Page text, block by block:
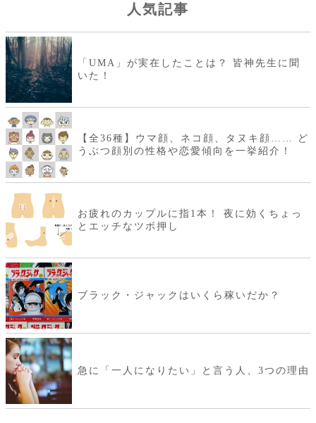
人気記事
「UMA」が実在したことは？ 皆神先生に聞
いた！
【全36種】ウマ顔、ネコ顔、タヌキ顔…… ど
うぶつ顔別の性格や恋愛傾向を一挙紹介！
お疲れのカップルに指1本！ 夜に効くちょっ
とエッチなツボ押し
ブラック・ジャックはいくら稼いだか？
急に「一人になりたい」と言う人、3つの理由